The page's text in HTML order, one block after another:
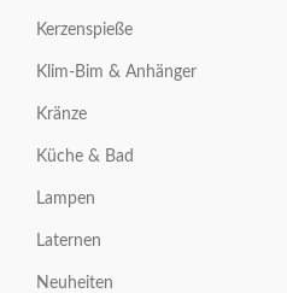
Kerzenspieße
Klim-Bim & Anhänger
Kränze
Küche & Bad
Lampen
Laternen
Neuheiten